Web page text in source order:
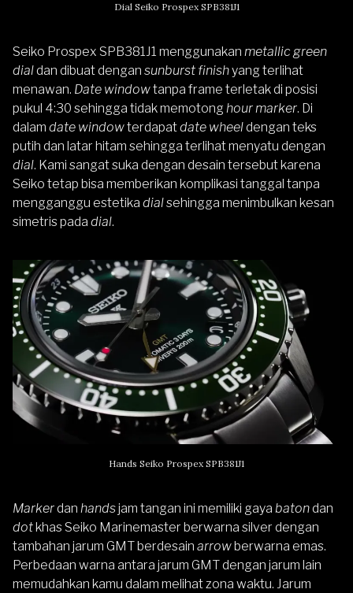
Dial Seiko Prospex SPB381J1
Seiko Prospex SPB381J1 menggunakan metallic green
dialdan dibuat dengan sunburst finishyang terlihat
menawan. Date windowtanpa frame terletak di posisi
pukul 4:30 sehingga tidak memotong hour marker. Di
dalam date windowterdapatdate wheeldengan teks
putih dan latar hitam sehingga terlihat menyatu dengan
dial. Kami sangat suka dengan desain tersebut karena
Seiko tetap bisa memberikan komplikasi tanggal tanpa
mengganggu estetika dialsehingga menimbulkan kesan
simetris pada dial.
Hands Seiko Prospex SPB381J1
Markerdan handsjam tangan ini memiliki gaya batondan
dot khas Seiko Marinemaster berwarna silver dengan
tambahan jarum GMT berdesain arrow berwarna emas.
Perbedaan warna antara jarum GMT dengan jarum lain
memudahkan kamu dalam melihat zona waktu. Jarum